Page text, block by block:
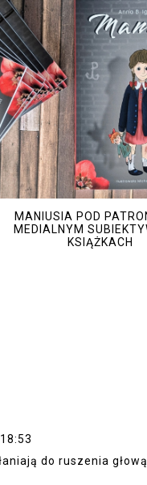
MANIUSIA POD
MEDIALNYM
KSIĄŻKACH
do ruszenia